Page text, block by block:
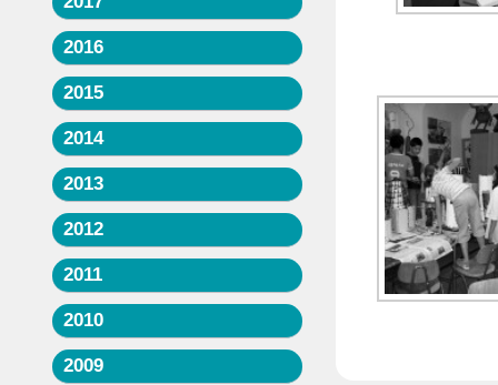
2016
2015
2014
2013
2012
2011
2010
2009